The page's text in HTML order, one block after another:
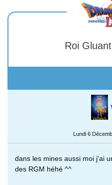
Roi
Lundi 6
dans les mines aussi moi j'ai
des RGM héhé ^^